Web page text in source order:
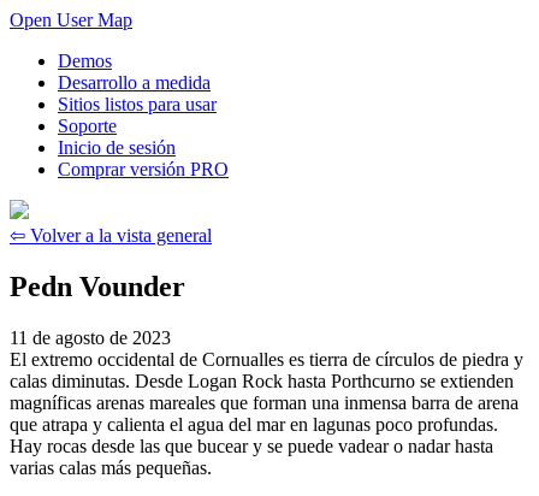
Open User Map
Demos
Desarrollo a medida
Sitios listos para usar
Soporte
Inicio de sesión
Comprar versión PRO
⇦ Volver a la vista general
Pedn Vounder
11 de agosto de 2023
El extremo occidental de Cornualles es tierra de círculos de piedra y
calas diminutas. Desde Logan Rock hasta Porthcurno se extienden
magníficas arenas mareales que forman una inmensa barra de arena
que atrapa y calienta el agua del mar en lagunas poco profundas.
Hay rocas desde las que bucear y se puede vadear o nadar hasta
varias calas más pequeñas.